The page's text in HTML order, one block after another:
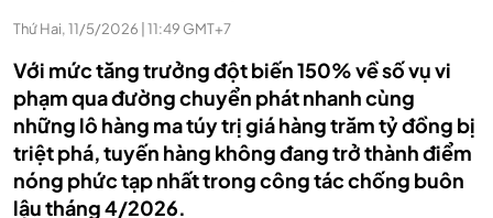
Thứ Hai, 11/5/2026 | 11:49 GMT+7
Với mức tăng trưởng đột biến 150% về số vụ vi
phạm qua đường chuyển phát nhanh cùng
những lô hàng ma túy trị giá hàng trăm tỷ đồng bị
triệt phá, tuyến hàng không đang trở thành điểm
nóng phức tạp nhất trong công tác chống buôn
lậu tháng 4/2026.